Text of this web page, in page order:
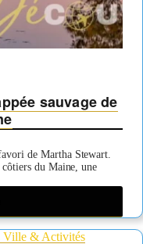
sauvage de
de Martha Stewart.
du Maine, une
Ville & Activités